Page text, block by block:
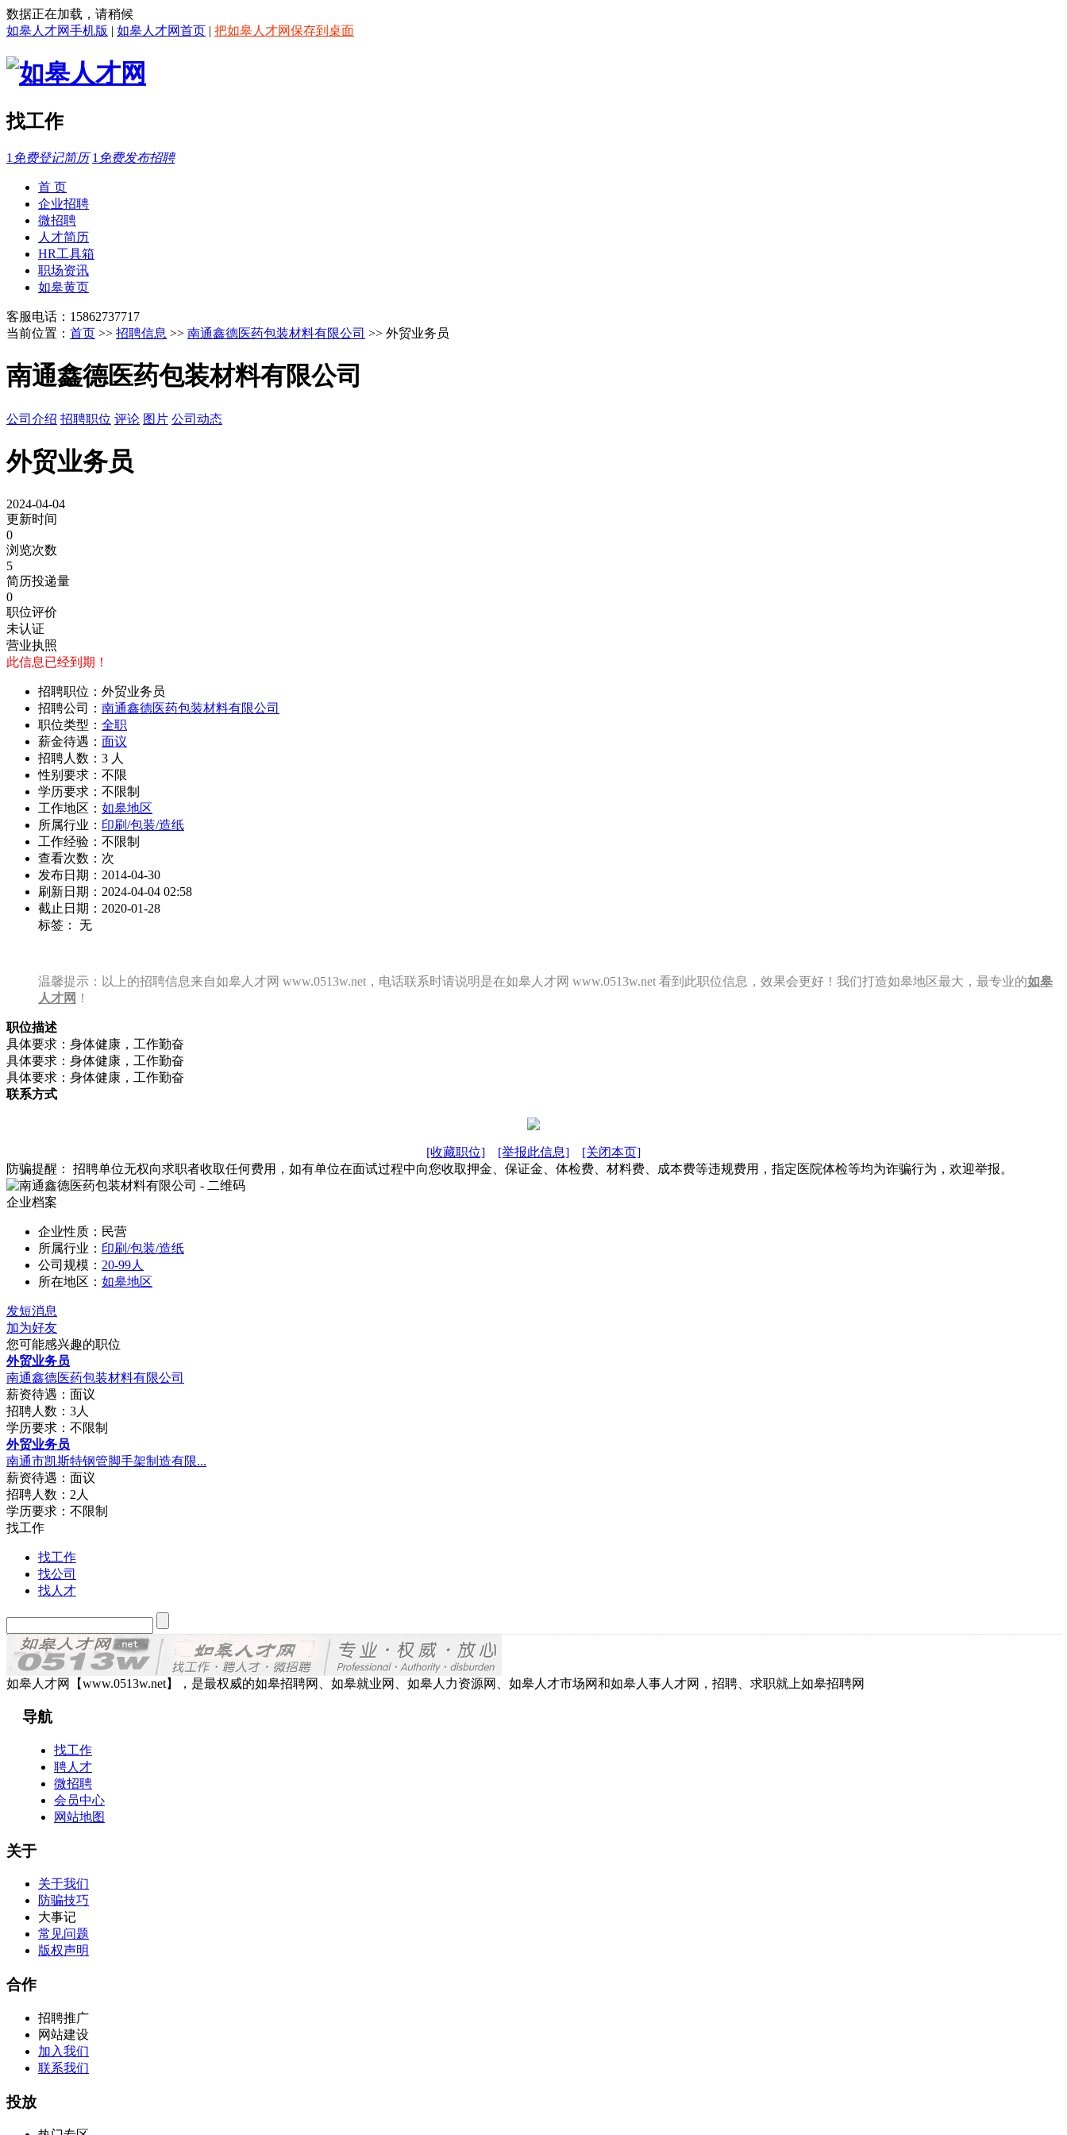
数据正在加载，请稍候
如皋人才网手机版 | 如皋人才网首页 | 把如皋人才网保存到桌面
找工作
1 免费登记简历 1 免费发布招聘
首 页
企业招聘
微招聘
人才简历
HR工具箱
职场资讯
如皋黄页
客服电话：15862737717
当前位置： 首页 >> 招聘信息 >> 南通鑫德医药包装材料有限公司 >> 外贸业务员
南通鑫德医药包装材料有限公司
公司介绍 招聘职位 评论 图片 公司动态
外贸业务员
2024-04-04
更新时间
0
浏览次数
5
简历投递量
0
职位评价
未认证
营业执照
此信息已经到期！
招聘职位：外贸业务员
招聘公司： 南通鑫德医药包装材料有限公司
职位类型： 全职
薪金待遇： 面议
招聘人数：3 人
性别要求：不限
学历要求：不限制
工作地区： 如皋地区
所属行业： 印刷/包装/造纸
工作经验：不限制
查看次数： 次
发布日期：2014-04-30
刷新日期：2024-04-04 02:58
截止日期：2020-01-28
标签： 无
温馨提示：以上的招聘信息来自如皋人才网 www.0513w.net，电话联系时请说明是在如皋人才网 www.0513w.net 看到此职位信息，效果会更好！我们打造如皋地区最大，最专业的如皋
人才网 ！
职位描述
具体要求：身体健康，工作勤奋
具体要求：身体健康，工作勤奋
具体要求：身体健康，工作勤奋
联系方式
[收藏职位] [举报此信息]
[关闭本页]
防骗提醒： 招聘单位无权向求职者收取任何费用，如有单位在面试过程中向您收取押金、保证金、体检费、材料费、成本费等违规费用，指定医院体检等均为诈骗行为，欢迎举报。
企业档案
企业性质：民营
所属行业： 印刷/包装/造纸
公司规模： 20-99人
所在地区： 如皋地区
发短消息
加为好友
您可能感兴趣的职位
外贸业务员
南通鑫德医药包装材料有限公司
薪资待遇：面议
招聘人数：3人
学历要求：不限制
外贸业务员
南通市凯斯特钢管脚手架制造有限...
薪资待遇：面议
招聘人数：2人
学历要求：不限制
找工作
找工作
找公司
找人才
如皋人才网【www.0513w.net】，是最权威的如皋招聘网、如皋就业网、如皋人力资源网、如皋人才市场网和如皋人事人才网，招聘、求职就上如皋招聘网
导航
找工作
聘人才
微招聘
会员中心
网站地图
关于
关于我们
防骗技巧
大事记
常见问题
版权声明
合作
招聘推广
网站建设
加入我们
联系我们
投放